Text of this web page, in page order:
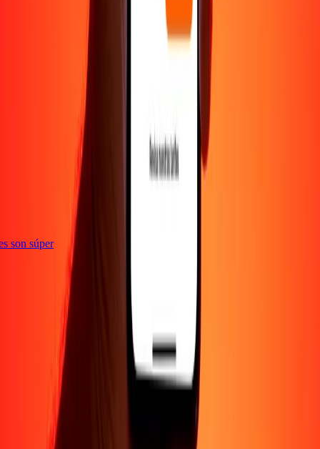
son súper
Blog PromocionesSeguridad
Transferencia internacional de dineroCorporativo
Conviértete en promotor
Política de privacidad
Términos y
condiciones
Centro de ayuda